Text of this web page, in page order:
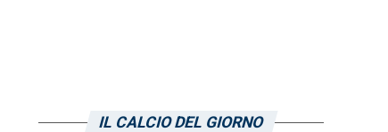
IL CALCIO DEL GIORNO